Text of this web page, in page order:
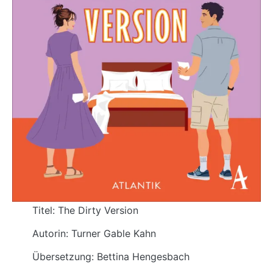
Titel: The Dirty Version
Autorin: Turner Gable Kahn
Übersetzung: Bettina Hengesbach